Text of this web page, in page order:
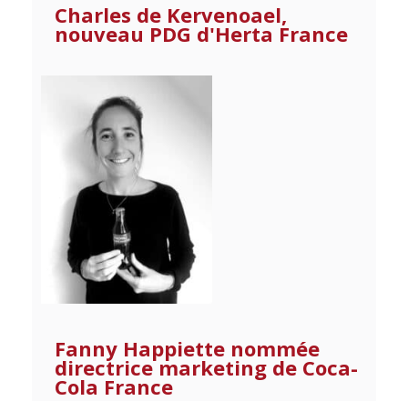
Charles de Kervenoael,
nouveau PDG d'Herta France
Fanny Happiette nommée
directrice marketing de Coca-
Cola France